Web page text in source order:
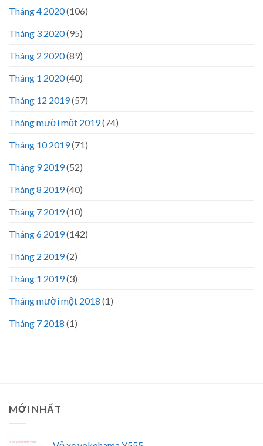
Tháng 4 2020(106)
Tháng 3 2020(95)
Tháng 2 2020(89)
Tháng 1 2020(40)
Tháng 12 2019(57)
Tháng mười một 2019(74)
Tháng 10 2019(71)
Tháng 9 2019(52)
Tháng 8 2019(40)
Tháng 7 2019(10)
Tháng 6 2019(142)
Tháng 2 2019(2)
Tháng 1 2019(3)
Tháng mười một 2018 (1)
Tháng 7 2018 (1)
MỚI NHẤT